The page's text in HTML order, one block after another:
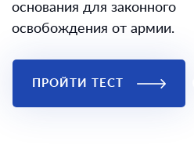
основания для законного
освобождения от армии.
ПРОЙТИ ТЕСТ